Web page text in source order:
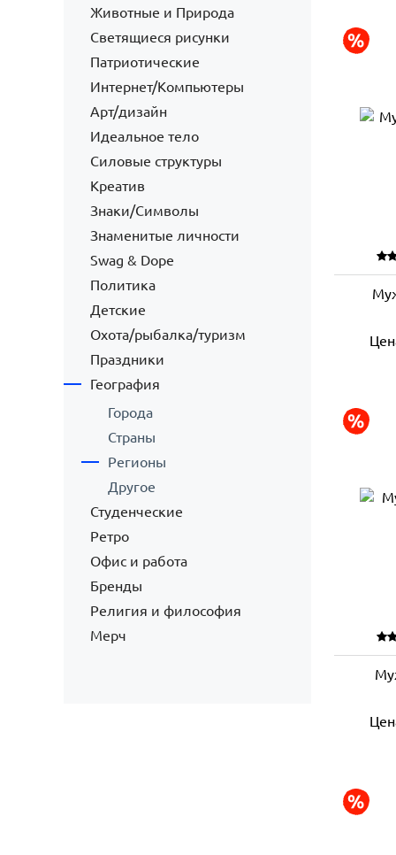
Животные и Природа
Светящиеся рисунки
Патриотические
Интернет/Компьютеры
Арт/дизайн
Идеальное тело
Силовые структуры
Креатив
Знаки/Символы
Знаменитые личности
Swag & Dope
Политика
Детские
Охота/рыбалка/туризм
Праздники
География
Города
Страны
Регионы
Другое
Студенческие
Ретро
Офис и работа
Бренды
Религия и философия
Мерч